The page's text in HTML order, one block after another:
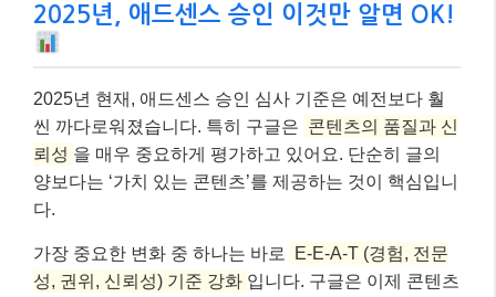
2025년, 애드센스 승인 이것만 알면 OK!
2025년 현재, 애드센스 승인 심사 기준은 예전보다 훨
씬 까다로워졌습니다. 특히 구글은 콘텐츠의 품질과 신
뢰성 을 매우 중요하게 평가하고 있어요. 단순히 글의
양보다는 ‘가치 있는 콘텐츠’를 제공하는 것이 핵심입니
다.
가장 중요한 변화 중 하나는 바로
E-E-A-T (경험, 전문
성, 권위, 신뢰성) 기준 강화 입니다. 구글은 이제 콘텐츠